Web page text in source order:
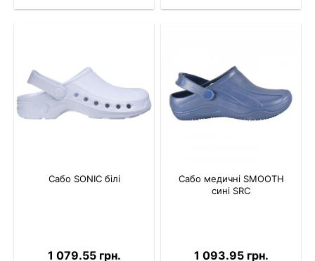
Сабо SONIC білі
1 079.55 грн.
Сабо медичні SMOOTH
сині SRC
1 093.95 грн.